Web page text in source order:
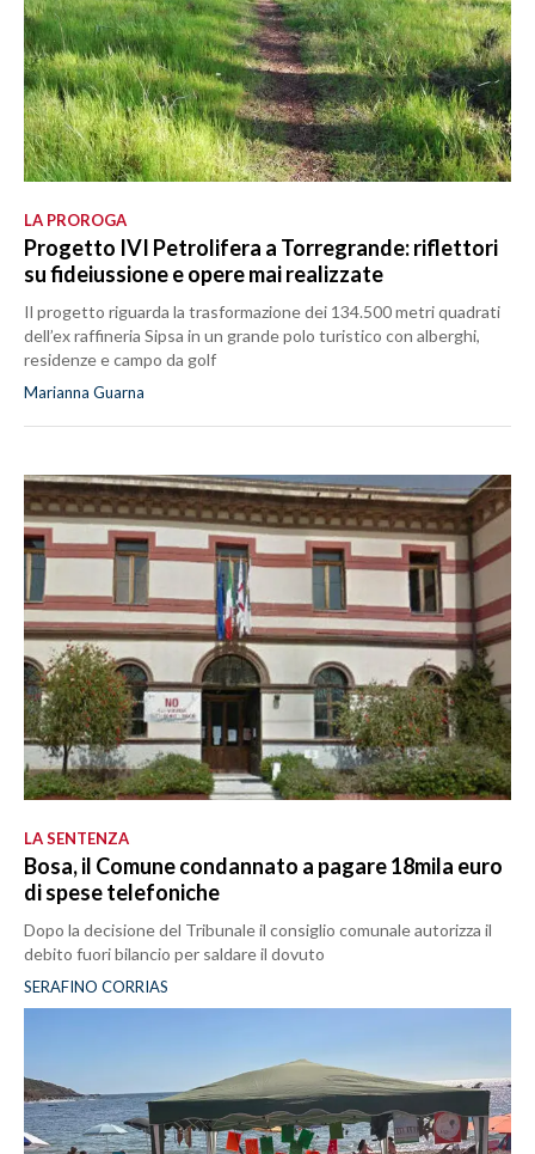
LA PROROGA
Progetto IVI Petrolifera a Torregrande: riflettori
su fideiussione e opere mai realizzate
Il progetto riguarda la trasformazione dei 134.500 metri quadrati
dell’ex raffineria Sipsa in un grande polo turistico con alberghi,
residenze e campo da golf
Marianna Guarna
LA SENTENZA
Bosa, il Comune condannato a pagare 18mila euro
di spese telefoniche
Dopo la decisione del Tribunale il consiglio comunale autorizza il
debito fuori bilancio per saldare il dovuto
SERAFINO CORRIAS